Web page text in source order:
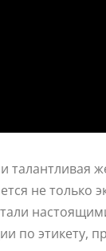
не
по этикету,